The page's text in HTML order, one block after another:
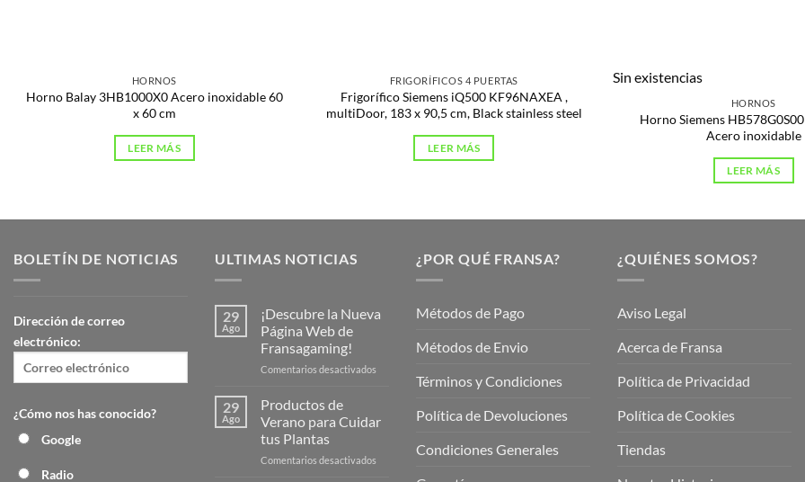
HORNOS
Horno Balay 3HB1000X0 Acero inoxidable 60
x 60 cm
LEER MÁS
FRIGORÍFICOS 4 PUERTAS
Frigorífico Siemens iQ500 KF96NAXEA ,
multiDoor, 183 x 90,5 cm, Black stainless steel
LEER MÁS
Sin existencias
HORNOS
Horno Siemens
Acero inoxidable
LEER MÁS
BOLETÍN DE NOTICIAS
Dirección de correo
electrónico:
¿Cómo nos has conocido?
Google
Radio
ULTIMAS NOTICIAS
29
Ago
¡Descubre la Nueva
Página Web de
Fransagaming!
Comentarios desactivados
Página
29
Ago
Productos de
Verano para Cuidar
tus Plantas
Comentarios desactivados
¿POR QUÉ FRANSA?
Métodos de Pago
Métodos de Envio
Términos y Condiciones
Política de Devoluciones
Condiciones Generales
¿QUIÉNES SOMOS?
Aviso Legal
Acerca de Fransa
Política de Privacidad
Política de Cookies
Tiendas